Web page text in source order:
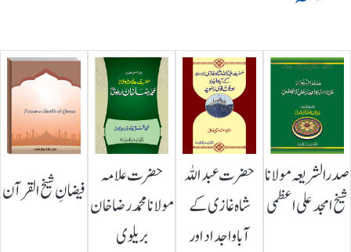
صدرالشریعہ مولانا
شیخ امجد علی اعظمی
حضرت عبداللہ
شاہ غازی کے
آباواجداد اور
حضرت علامہ
مولانا محمد رضا خان
بریلوی
فیضانِ شیخ القرآن